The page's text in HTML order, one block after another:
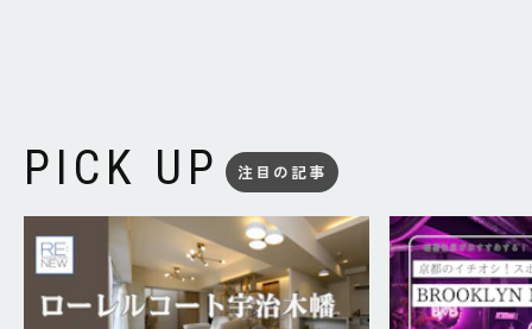
PICK UP 注目の記事